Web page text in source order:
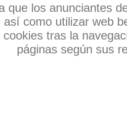
que los anunciantes
así como utilizar web
tras la
páginas según sus